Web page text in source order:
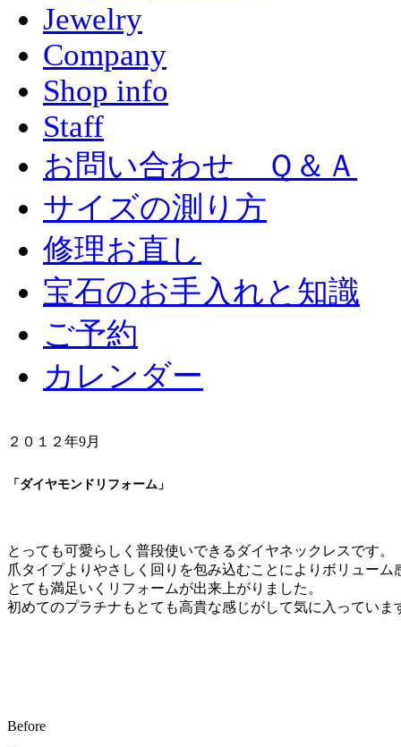
Jewelry
Company
Shop info
Staff
お問い合わせ Ｑ＆Ａ
サイズの測り方
修理お直し
宝石のお手入れと知識
ご予約
カレンダー
２０１２年9月
「ダイヤモンドリフォーム」
とっても可愛らしく普段使いできるダイヤネックレスです。
爪タイプよりやさしく回りを包み込むことによりボリューム
とても満足いくリフォームが出来上がりました。
初めてのプラチナもとても高貴な感じがして気に入っていま
Before